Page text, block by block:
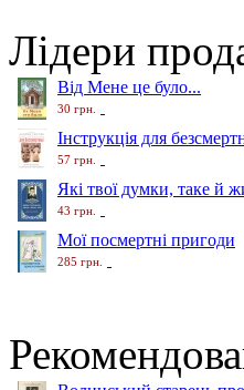
Лідери
Від Мене це було...
30 грн.
Інструкція для
57 грн.
Які твої думки, таке й
43 грн.
Мої посмертні пригоди
285 грн.